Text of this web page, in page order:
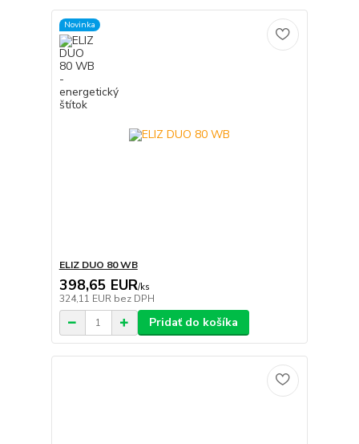
Novinka
ELIZ DUO 80 WB
398,65 EUR/ks
324,11 EUR bez DPH
Pridať do košíka